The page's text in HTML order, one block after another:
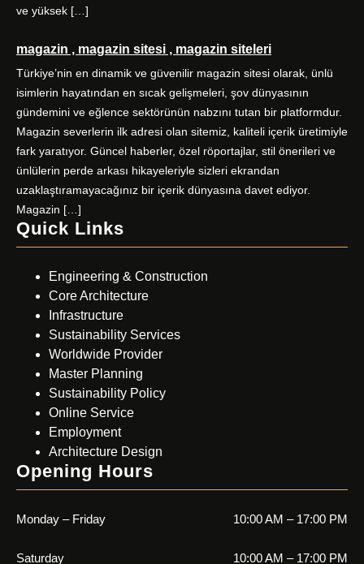
ve yüksek […]
magazin , magazin sitesi , magazin siteleri
Türkiye’nin en dinamik ve güvenilir magazin sitesi olarak, ünlü
isimlerin hayatından en sıcak gelişmeleri, şov dünyasının
gündemini ve eğlence sektörünün nabzını tutan bir platformdur.
Magazin severlerin ilk adresi olan sitemiz, kaliteli içerik üretimiyle
fark yaratıyor. Güncel haberler, özel röportajlar, stil önerileri ve
ünlülerin perde arkası hikayeleriyle sizleri ekrandan
uzaklaştıramayacağınız bir içerik dünyasına davet ediyor.
Magazin […]
Quick Links
Engineering & Construction
Core Architecture
Infrastructure
Sustainability Services
Worldwide Provider
Master Planning
Sustainability Policy
Online Service
Employment
Architecture Design
Opening Hours
Monday – Friday 10:00 AM – 17:00 PM
Saturday 10:00 AM – 17:00 PM